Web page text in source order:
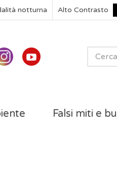
notturna Alto Contrasto
Falsi miti e